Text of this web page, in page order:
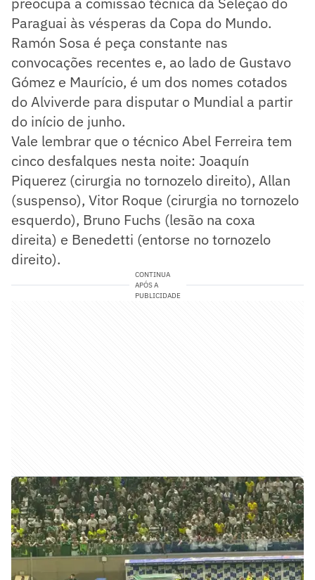
Paraguai às vésperas da Copa do Mundo.
Ramón Sosa é peça constante nas
convocações recentes e, ao lado de Gustavo
Gómez e Maurício, é um dos nomes cotados
do Alviverde para disputar o Mundial a partir
do início de junho.
Vale lembrar que o técnico Abel Ferreira tem
cinco desfalques nesta noite: Joaquín
Piquerez (cirurgia no tornozelo direito), Allan
(suspenso), Vitor Roque (cirurgia no tornozelo
esquerdo), Bruno Fuchs (lesão na coxa
direita) e Benedetti (entorse no tornozelo
direito).
CONTINUA
APÓS A
PUBLICIDADE